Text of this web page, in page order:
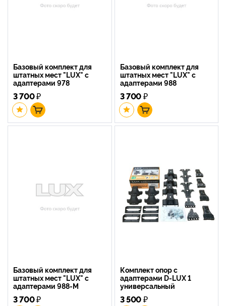
Базовый комплект для
штатных мест "LUX" с
адаптерами 978
3 700₽
Базовый комплект для
штатных мест "LUX" с
адаптерами 988
3 700₽
Базовый комплект для
штатных мест "LUX" с
адаптерами 988-M
3 700₽
Комплект опор с
адаптерами D-LUX 1
универсальный
3 500₽